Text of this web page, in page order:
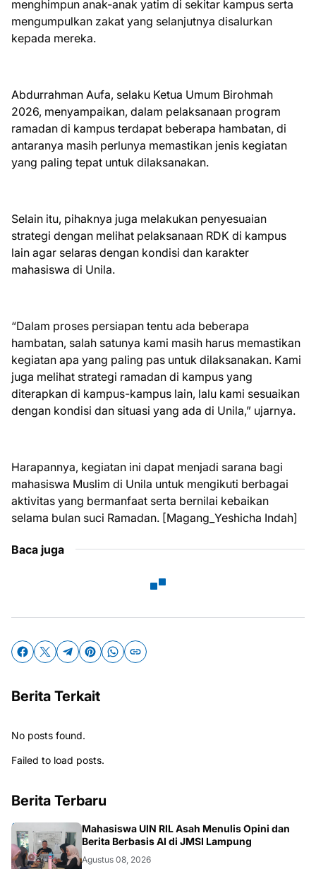
menghimpun anak-anak yatim di sekitar kampus serta
mengumpulkan zakat yang selanjutnya disalurkan
kepada mereka.
Abdurrahman Aufa, selaku Ketua Umum Birohmah
2026, menyampaikan, dalam pelaksanaan program
ramadan di kampus terdapat beberapa hambatan, di
antaranya masih perlunya memastikan jenis kegiatan
yang paling tepat untuk dilaksanakan.
Selain itu, pihaknya juga melakukan penyesuaian
strategi dengan melihat pelaksanaan RDK di kampus
lain agar selaras dengan kondisi dan karakter
mahasiswa di Unila.
“Dalam proses persiapan tentu ada beberapa
hambatan, salah satunya kami masih harus memastikan
kegiatan apa yang paling pas untuk dilaksanakan. Kami
juga melihat strategi ramadan di kampus yang
diterapkan di kampus-kampus lain, lalu kami sesuaikan
dengan kondisi dan situasi yang ada di Unila,” ujarnya.
Harapannya, kegiatan ini dapat menjadi sarana bagi
mahasiswa Muslim di Unila untuk mengikuti berbagai
aktivitas yang bermanfaat serta bernilai kebaikan
selama bulan suci Ramadan. [Magang_Yeshicha Indah]
Baca juga
Berita Terkait
No posts found.
Failed to load posts.
Berita Terbaru
Mahasiswa UIN RIL Asah Menulis Opini dan
Berita Berbasis AI di JMSI Lampung
Agustus 08, 2026